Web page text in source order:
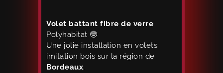
Volet battant fibre de verre
Polyhabitat 🤓
Une jolie installation en volets
imitation bois sur la région de
Bordeaux.